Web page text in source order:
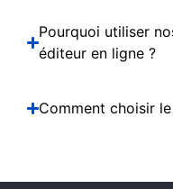
Pourquoi utiliser
éditeur en ligne ?
Comment choisir